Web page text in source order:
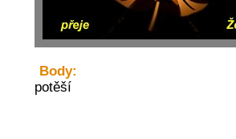
Body:
potěší